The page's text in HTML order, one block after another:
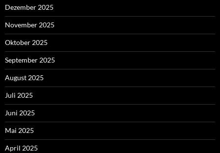
Dezember 2025
November 2025
Oktober 2025
September 2025
August 2025
Juli 2025
Juni 2025
Mai 2025
April 2025